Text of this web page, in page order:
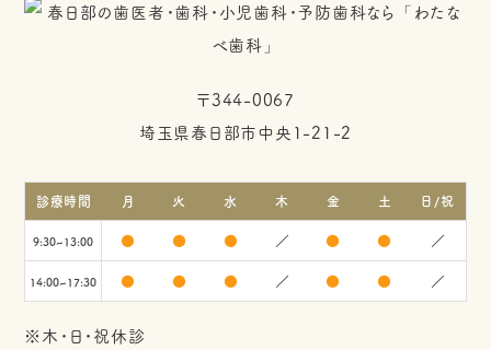
〒344-0067
埼玉県春日部市中央1-21-2
診療時間 月 火 水 木 金 土 日/祝
9:30~13:00 ● ● ● ／ ● ● ／
14:00~17:30 ● ● ● ／ ● ● ／
※木・日・祝休診